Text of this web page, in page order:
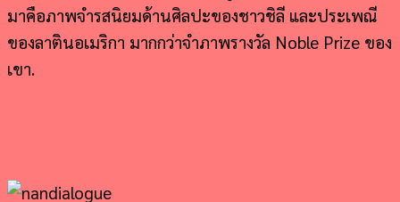
มาคือภาพจำรสนิยมด้านศิลปะของชาวชิลี และประเพณี
ของลาตินอเมริกา มากกว่าจำภาพรางวัล Noble Prize ของ
เขา.